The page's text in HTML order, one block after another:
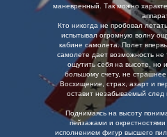
маневренный. Так можно
Кто никогда не пробовал
испытывал огромную волну
кабине самолета. Полет
самолете дает возможность не
ощутить себя на высоте, но
большому счету, не
Восхищение, страх, азарт и
оставит незабываемый след
Поднимаясь на высоту
пейзажами и
исполнением фигур высшего